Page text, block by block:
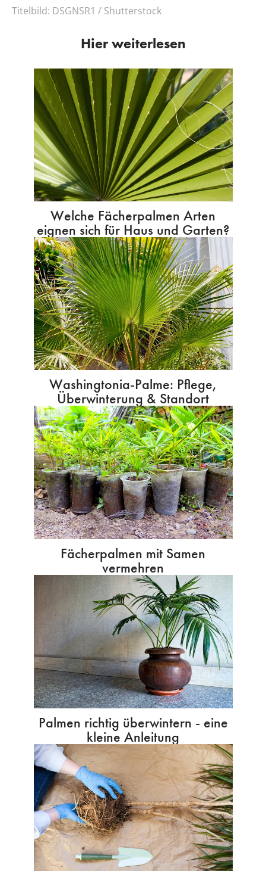
Titelbild: DSGNSR1 / Shutterstock
Hier weiterlesen
Welche Fächerpalmen Arten
eignen sich für Haus und Garten?
Washingtonia-Palme: Pflege,
Überwinterung & Standort
Fächerpalmen mit Samen
vermehren
Palmen richtig überwintern - eine
kleine Anleitung